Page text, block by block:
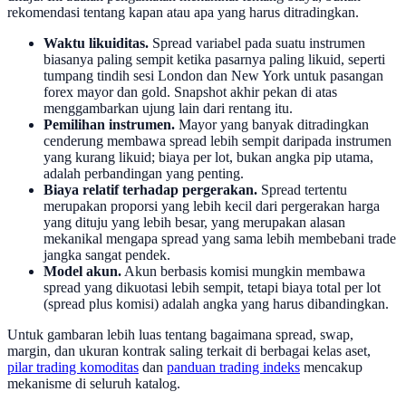
rekomendasi tentang kapan atau apa yang harus ditradingkan.
Waktu likuiditas. Spread variabel pada suatu instrumen
biasanya paling sempit ketika pasarnya paling likuid, seperti
tumpang tindih sesi London dan New York untuk pasangan
forex mayor dan gold. Snapshot akhir pekan di atas
menggambarkan ujung lain dari rentang itu.
Pemilihan instrumen. Mayor yang banyak ditradingkan
cenderung membawa spread lebih sempit daripada instrumen
yang kurang likuid; biaya per lot, bukan angka pip utama,
adalah perbandingan yang penting.
Biaya relatif terhadap pergerakan. Spread tertentu
merupakan proporsi yang lebih kecil dari pergerakan harga
yang dituju yang lebih besar, yang merupakan alasan
mekanikal mengapa spread yang sama lebih membebani trade
jangka sangat pendek.
Model akun. Akun berbasis komisi mungkin membawa
spread yang dikuotasi lebih sempit, tetapi biaya total per lot
(spread plus komisi) adalah angka yang harus dibandingkan.
Untuk gambaran lebih luas tentang bagaimana spread, swap,
margin, dan ukuran kontrak saling terkait di berbagai kelas aset,
pilar trading komoditas dan panduan trading indeks mencakup
mekanisme di seluruh katalog.